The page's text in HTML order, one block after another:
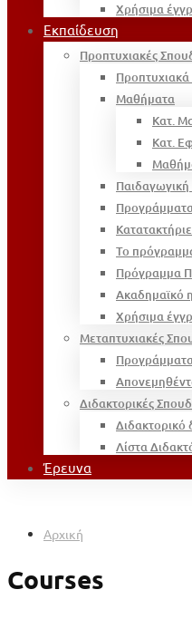
Χρήσιμα
Εκπαίδευση
Προπτυχιακές
Μαθήματα
Κατ.
Κατ.
Παιδαγωγική
Το
Πρόγραμμα
Ακαδημαϊκό
Χρήσιμα
Μεταπτυχιακές
Διδακτορικές
Διδακτορικό
Λίστα
Έρευνα
Αρχική
Courses